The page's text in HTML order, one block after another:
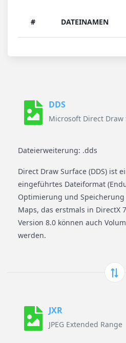
# DATEINAMEN
DDS
Microsoft Direct Draw
Dateierweiterung: .dds
Direct Draw Surface (DDS) ist
eingeführtes Dateiformat
Optimierung und Speicherung
Maps, das erstmals in DirectX
Version 8.0 können auch
werden.
JXR
JPEG Extended Range